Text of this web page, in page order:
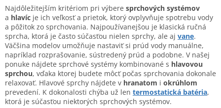
a
c
i
e
p
r
v
k
y
v
ý
v
a
n
i
e
Najdôležitejším kritériom pri výbere sprchových systémov
a hlavíc je ich veľkosť a prietok, ktorý ovplyvňuje spotrebu vody
a pôžitok zo sprchovania. Najpoužívanejšou je klasická ručná
sprcha, ktorá je často súčasťou nielen sprchy, ale aj vane.
Väčšina modelov umožňuje nastaviť si prúd vody manuálne,
napríklad rozprašovanie, sústredený prúd a podobne. V našej
ponuke nájdete sprchové systémy kombinované s hlavovou
sprchou, vďaka ktorej budete môcť počas sprchovania dokonale
relaxovať. Hlavové sprchy nájdete v hranatom i okrúhlom
prevedení. K dokonalosti chýba už len termostatická batéria,
ktorá je súčasťou niektorých sprchových systémov.